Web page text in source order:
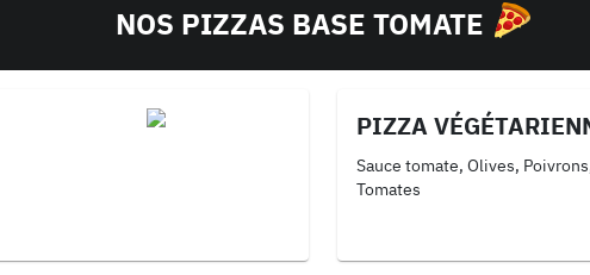
NOS PIZZAS BASE TOMATE
PIZZA
Sauce tomate, Olives,
Tomates